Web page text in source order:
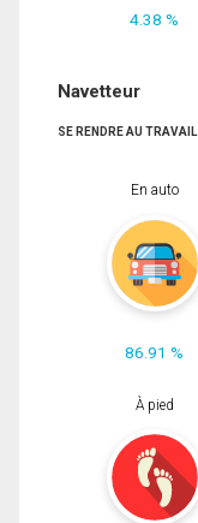
4.38 %
Navetteur
SE RENDRE AU TRAVAIL
En auto
86.91 %
À pied